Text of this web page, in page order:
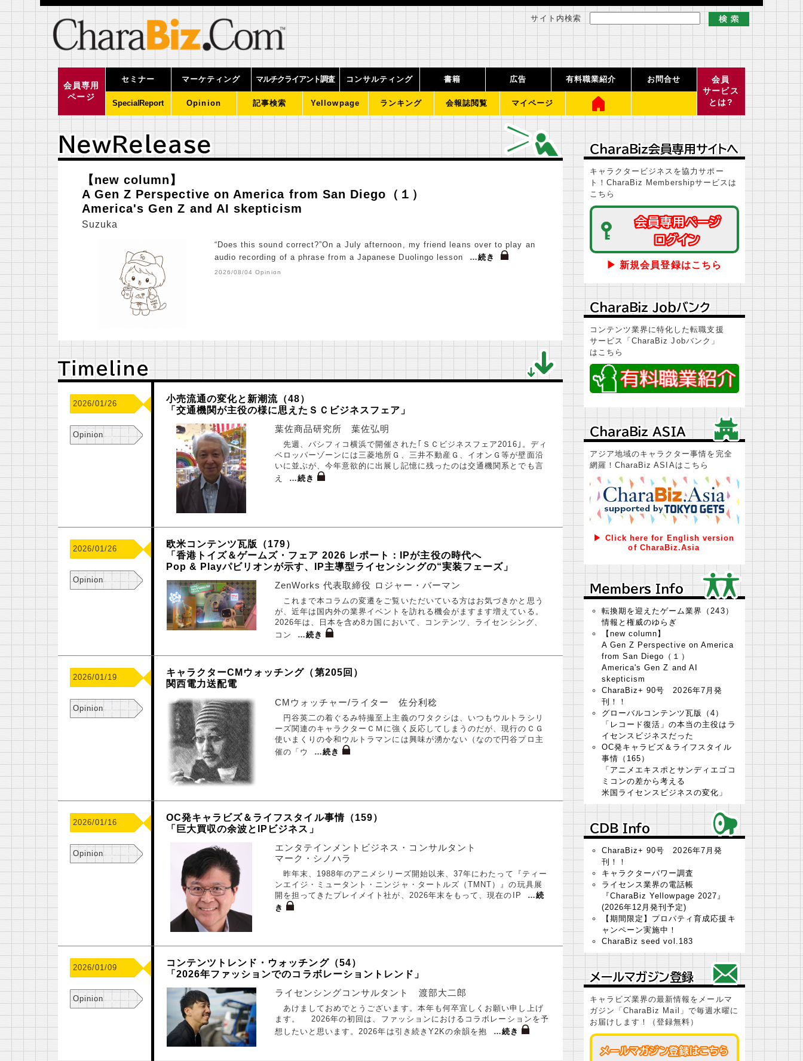
サイト内検索
会員専用
ページ
セミナー マーケティング マルチクライアント調査 コンサルティング 書籍 広告 有料職業紹介 お問合せ
SpecialReport Opinion 記事検索 Yellowpage ランキング 会報誌閲覧 マイページ
会員
サービス
とは?
ＮｅｗＲｅｌｅａｓｅ
ＮｅｗＲｅｌｅａｓｅ
【new column】
A Gen Z Perspective on America from San Diego（１）
America's Gen Z and AI skepticism
Suzuka
“Does this sound correct?”On a July afternoon, my friend leans over to play an
audio recording of a phrase from a Japanese Duolingo lesson
…続き
2026/08/04 Opinion
Ｔｉｍｅｌｉｎｅ
Ｔｉｍｅｌｉｎｅ
2026/01/26
Opinion
小売流通の変化と新潮流（48）
「交通機関が主役の様に思えたＳＣビジネスフェア」
葉佐商品研究所 葉佐弘明
先週、パシフィコ横浜で開催された｢ＳＣビジネスフェア2016｣。ディ
ベロッパーゾーンには三菱地所Ｇ、三井不動産Ｇ、イオンＧ等が壁面沿
いに並ぶが、今年意欲的に出展し記憶に残ったのは交通機関系とでも言
え
…続き
2026/01/26
Opinion
欧米コンテンツ瓦版（179）
「香港トイズ＆ゲームズ・フェア 2026 レポート：IPが主役の時代へ
Pop & Playパビリオンが示す、IP主導型ライセンシングの“実装フェーズ」
ZenWorks 代表取締役 ロジャー・バーマン
これまで本コラムの変遷をご覧いただいている方はお気づきかと思う
が、近年は国内外の業界イベントを訪れる機会がますます増えている。
2026年は、日本を含め8カ国において、コンテンツ、ライセンシング、
コン
…続き
2026/01/19
Opinion
キャラクターCMウォッチング（第205回）
関西電力送配電
CMウォッチャー/ライター 佐分利稔
円谷英二の着ぐるみ特撮至上主義のワタクシは、いつもウルトラシリ
ーズ関連のキャラクターＣＭに強く反応してしまうのだが、現行のＣＧ
使いまくりの令和ウルトラマンには興味が湧かない（なので円谷プロ主
催の「ウ
…続き
2026/01/16
Opinion
OC発キャラビズ＆ライフスタイル事情（159）
「巨大買収の余波とIPビジネス」
エンタテインメントビジネス・コンサルタント
マーク・シノハラ
昨年末、1988年のアニメシリーズ開始以来、37年にわたって『ティー
ンエイジ・ミュータント・ニンジャ・タートルズ（TMNT）』の玩具展
開を担ってきたプレイメイト社が、2026年末をもって、現在のIP
…続
き
2026/01/09
Opinion
コンテンツトレンド・ウォッチング（54）
「2026年ファッションでのコラボレーショントレンド」
ライセンシングコンサルタント 渡部大二郎
あけましておめでとうございます。本年も何卒宜しくお願い申し上げ
ます。 2026年の初回は、ファッションにおけるコラボレーションを予
想したいと思います。2026年は引き続きY2Kの余韻を抱
…続き
ＣｈａｒａＢｉｚ会員専用サイトへ
ＣｈａｒａＢｉｚ会員専用サイトへ
キャラクタービジネスを協力サポー
ト！CharaBiz Membershipサービスは
こちら
会員専用ページ
会員専用ページ
ログイン
ログイン
▶ 新規会員登録はこちら
ＣｈａｒａＢｉｚ Ｊｏｂバンク
ＣｈａｒａＢｉｚ Ｊｏｂバンク
コンテンツ業界に特化した転職支援
サービス「CharaBiz Jobバンク」
はこちら
ＣｈａｒａＢｉｚ ＡＳＩＡ
ＣｈａｒａＢｉｚ ＡＳＩＡ
アジア地域のキャラクター事情を完全
網羅！CharaBiz ASIAはこちら
▶ Click here for English version
of CharaBiz.Asia
Ｍｅｍｂｅｒｓ Ｉｎｆｏ
Ｍｅｍｂｅｒｓ Ｉｎｆｏ
転換期を迎えたゲーム業界（243）
情報と権威のゆらぎ
【new column】
A Gen Z Perspective on America
from San Diego（１）
America's Gen Z and AI
skepticism
CharaBiz+ 90号 2026年7月発
刊！！
グローバルコンテンツ瓦版（4）
「レコード復活」の本当の主役はラ
イセンスビジネスだった
OC発キャラビズ＆ライフスタイル
事情（165）
「アニメエキスポとサンディエゴコ
ミコンの差から考える
米国ライセンスビジネスの変化」
ＣＤＢ Ｉｎｆｏ
ＣＤＢ Ｉｎｆｏ
CharaBiz+ 90号 2026年7月発
刊！！
キャラクターパワー調査
ライセンス業界の電話帳
『CharaBiz Yellowpage 2027』
(2026年12月発刊予定)
【期間限定】プロパティ育成応援キ
ャンペーン実施中！
CharaBiz seed vol.183
メールマガジン登録
メールマガジン登録
キャラビズ業界の最新情報をメールマ
ガジン「CharaBiz Mail」で毎週水曜に
お届けします！（登録無料）
メールマガジン登録はこちら
メールマガジン登録はこちら